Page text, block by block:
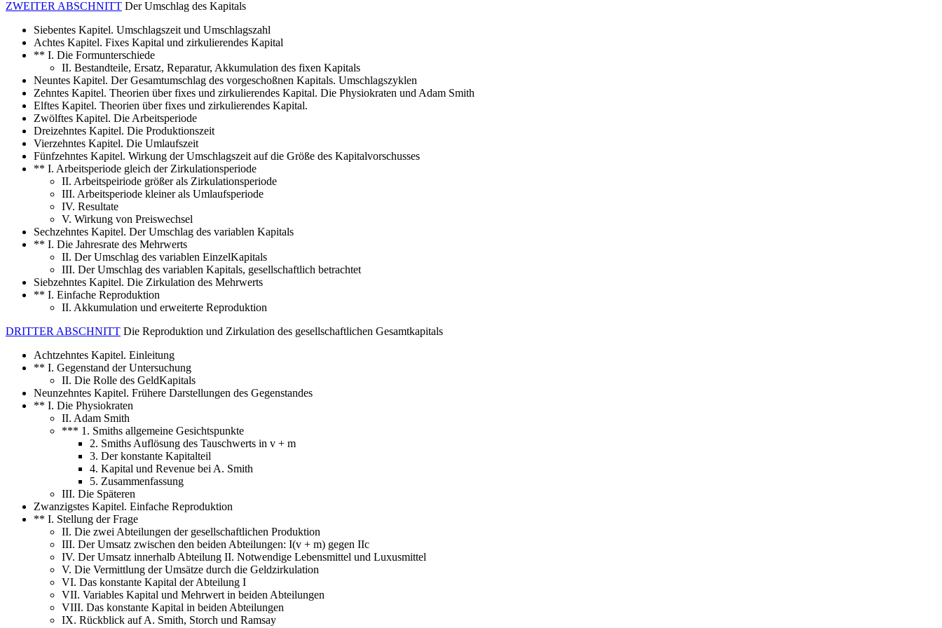
ZWEITER ABSCHNITT Der Umschlag des Kapitals
Siebentes Kapitel. Umschlagszeit und Umschlagszahl
Achtes Kapitel. Fixes Kapital und zirkulierendes Kapital
** I. Die Formunterschiede
II. Bestandteile, Ersatz, Reparatur, Akkumulation des fixen Kapitals
Neuntes Kapitel. Der Gesamtumschlag des vorgeschoßnen Kapitals. Umschlagszyklen
Zehntes Kapitel. Theorien über fixes und zirkulierendes Kapital. Die Physiokraten und Adam Smith
Elftes Kapitel. Theorien über fixes und zirkulierendes Kapital.
Zwölftes Kapitel. Die Arbeitsperiode
Dreizehntes Kapitel. Die Produktionszeit
Vierzehntes Kapitel. Die Umlaufszeit
Fünfzehntes Kapitel. Wirkung der Umschlagszeit auf die Größe des Kapitalvorschusses
** I. Arbeitsperiode gleich der Zirkulationsperiode
II. Arbeitspeiriode größer als Zirkulationsperiode
III. Arbeitsperiode kleiner als Umlaufsperiode
IV. Resultate
V. Wirkung von Preiswechsel
Sechzehntes Kapitel. Der Umschlag des variablen Kapitals
** I. Die Jahresrate des Mehrwerts
II. Der Umschlag des variablen EinzelKapitals
III. Der Umschlag des variablen Kapitals, gesellschaftlich betrachtet
Siebzehntes Kapitel. Die Zirkulation des Mehrwerts
** I. Einfache Reproduktion
II. Akkumulation und erweiterte Reproduktion
DRITTER ABSCHNITT Die Reproduktion und Zirkulation des gesellschaftlichen Gesamtkapitals
Achtzehntes Kapitel. Einleitung
** I. Gegenstand der Untersuchung
II. Die Rolle des GeldKapitals
Neunzehntes Kapitel. Frühere Darstellungen des Gegenstandes
** I. Die Physiokraten
II. Adam Smith
*** 1. Smiths allgemeine Gesichtspunkte
2. Smiths Auflösung des Tauschwerts in v + m
3. Der konstante Kapitalteil
4. Kapital und Revenue bei A. Smith
5. Zusammenfassung
III. Die Späteren
Zwanzigstes Kapitel. Einfache Reproduktion
** I. Stellung der Frage
II. Die zwei Abteilungen der gesellschaftlichen Produktion
III. Der Umsatz zwischen den beiden Abteilungen: I(v + m) gegen IIc
IV. Der Umsatz innerhalb Abteilung II. Notwendige Lebensmittel und Luxusmittel
V. Die Vermittlung der Umsätze durch die Geldzirkulation
VI. Das konstante Kapital der Abteilung I
VII. Variables Kapital und Mehrwert in beiden Abteilungen
VIII. Das konstante Kapital in beiden Abteilungen
IX. Rückblick auf A. Smith, Storch und Ramsay